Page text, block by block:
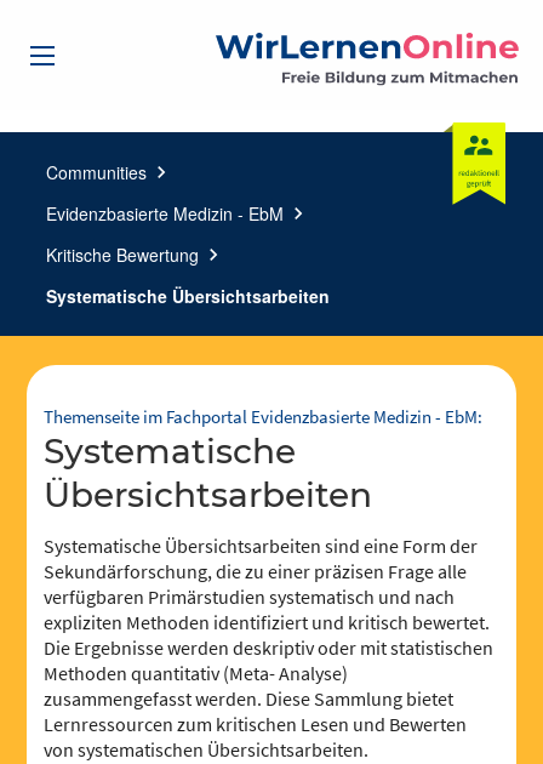
Communities chevron_right
Evidenzbasierte Medizin - EbM chevron_right
Kritische Bewertung chevron_right
Systematische Übersichtsarbeiten
Themenseite im Fachportal Evidenzbasierte Medizin - EbM:
Systematische
Übersichtsarbeiten
Systematische Übersichtsarbeiten sind eine Form der
Sekundärforschung, die zu einer präzisen Frage alle
verfügbaren Primärstudien systematisch und nach
expliziten Methoden identifiziert und kritisch bewertet.
Die Ergebnisse werden deskriptiv oder mit statistischen
Methoden quantitativ (Meta- Analyse)
zusammengefasst werden. Diese Sammlung bietet
Lernressourcen zum kritischen Lesen und Bewerten
von systematischen Übersichtsarbeiten.